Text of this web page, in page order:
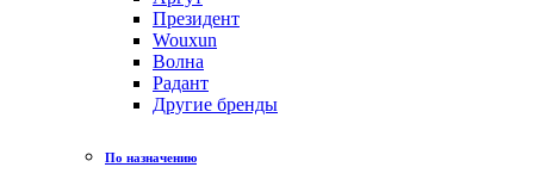
Президент
Wouxun
Волна
Радант
Другие бренды
По назначению